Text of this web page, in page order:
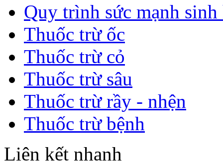
Quy trình sức mạnh sinh
Thuốc trừ ốc
Thuốc trừ cỏ
Thuốc trừ sâu
Thuốc trừ rầy - nhện
Thuốc trừ bệnh
Liên kết nhanh